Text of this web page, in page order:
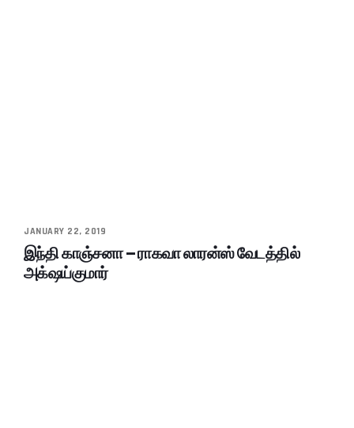
JANUARY 22, 2019
இந்தி காஞ்சனா – ராகவா லாரன்ஸ் வேடத்தில்
அக்‌ஷய்குமார்